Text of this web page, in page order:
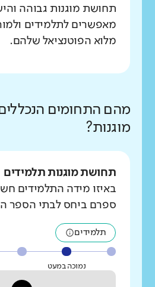
תחושת מוגנות גבוהה
מאפשרים לתלמידים
מלוא הפוטנציאל שלהם.
מהם התחומים
מוגנות?
תחושת מוגנות תלמידים
באיזו מידה התלמידים
ספרם ביחס לבתי הספר
תלמידים
נמוכה במעט